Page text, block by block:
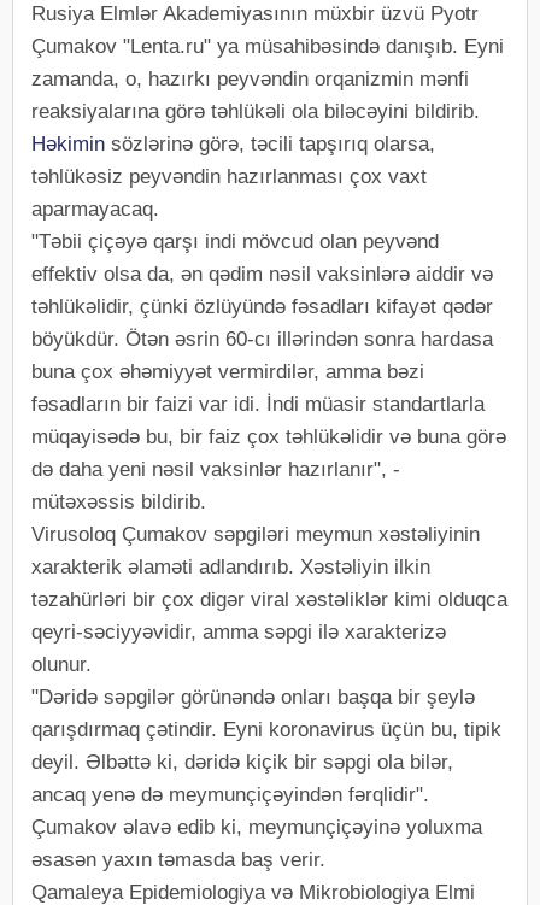
Rusiya Elmlər Akademiyasının müxbir üzvü Pyotr
Çumakov "Lenta.ru" ya müsahibəsində danışıb. Eyni
zamanda, o, hazırkı peyvəndin orqanizmin mənfi
reaksiyalarına görə təhlükəli ola biləcəyini bildirib.
Həkimin sözlərinə görə, təcili tapşırıq olarsa,
təhlükəsiz peyvəndin hazırlanması çox vaxt
aparmayacaq.
"Təbii çiçəyə qarşı indi mövcud olan peyvənd
effektiv olsa da, ən qədim nəsil vaksinlərə aiddir və
təhlükəlidir, çünki özlüyündə fəsadları kifayət qədər
böyükdür. Ötən əsrin 60-cı illərindən sonra hardasa
buna çox əhəmiyyət vermirdilər, amma bəzi
fəsadların bir faizi var idi. İndi müasir standartlarla
müqayisədə bu, bir faiz çox təhlükəlidir və buna görə
də daha yeni nəsil vaksinlər hazırlanır", -
mütəxəssis bildirib.
Virusoloq Çumakov səpgiləri meymun xəstəliyinin
xarakterik əlaməti adlandırıb. Xəstəliyin ilkin
təzahürləri bir çox digər viral xəstəliklər kimi olduqca
qeyri-səciyyəvidir, amma səpgi ilə xarakterizə
olunur.
"Dəridə səpgilər görünəndə onları başqa bir şeylə
qarışdırmaq çətindir. Eyni koronavirus üçün bu, tipik
deyil. Əlbəttə ki, dəridə kiçik bir səpgi ola bilər,
ancaq yenə də meymunçiçəyindən fərqlidir".
Çumakov əlavə edib ki, meymunçiçəyinə yoluxma
əsasən yaxın təmasda baş verir.
Qamaleya Epidemiologiya və Mikrobiologiya Elmi